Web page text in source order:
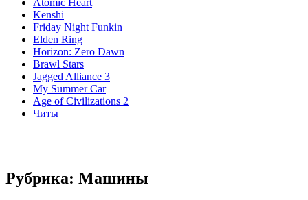
Atomic Heart
Kenshi
Friday Night Funkin
Elden Ring
Horizon: Zero Dawn
Brawl Stars
Jagged Alliance 3
My Summer Car
Age of Civilizations 2
Читы
Рубрика: Машины